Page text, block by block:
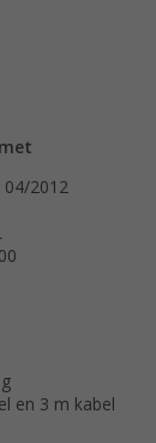
2012
en 3 m kabel